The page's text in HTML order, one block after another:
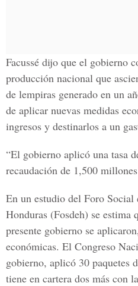
Facussé dijo que el gobierno
producción nacional que
de lempiras generado en un
de aplicar nuevas medidas
ingresos y destinarlos a un
“El gobierno aplicó una tasa
recaudación de 1,500
En un estudio del Foro Social
Honduras (Fosdeh) se estima
presente gobierno se
económicas. El Congreso
gobierno, aplicó 30 paquetes
tiene en cartera dos más con